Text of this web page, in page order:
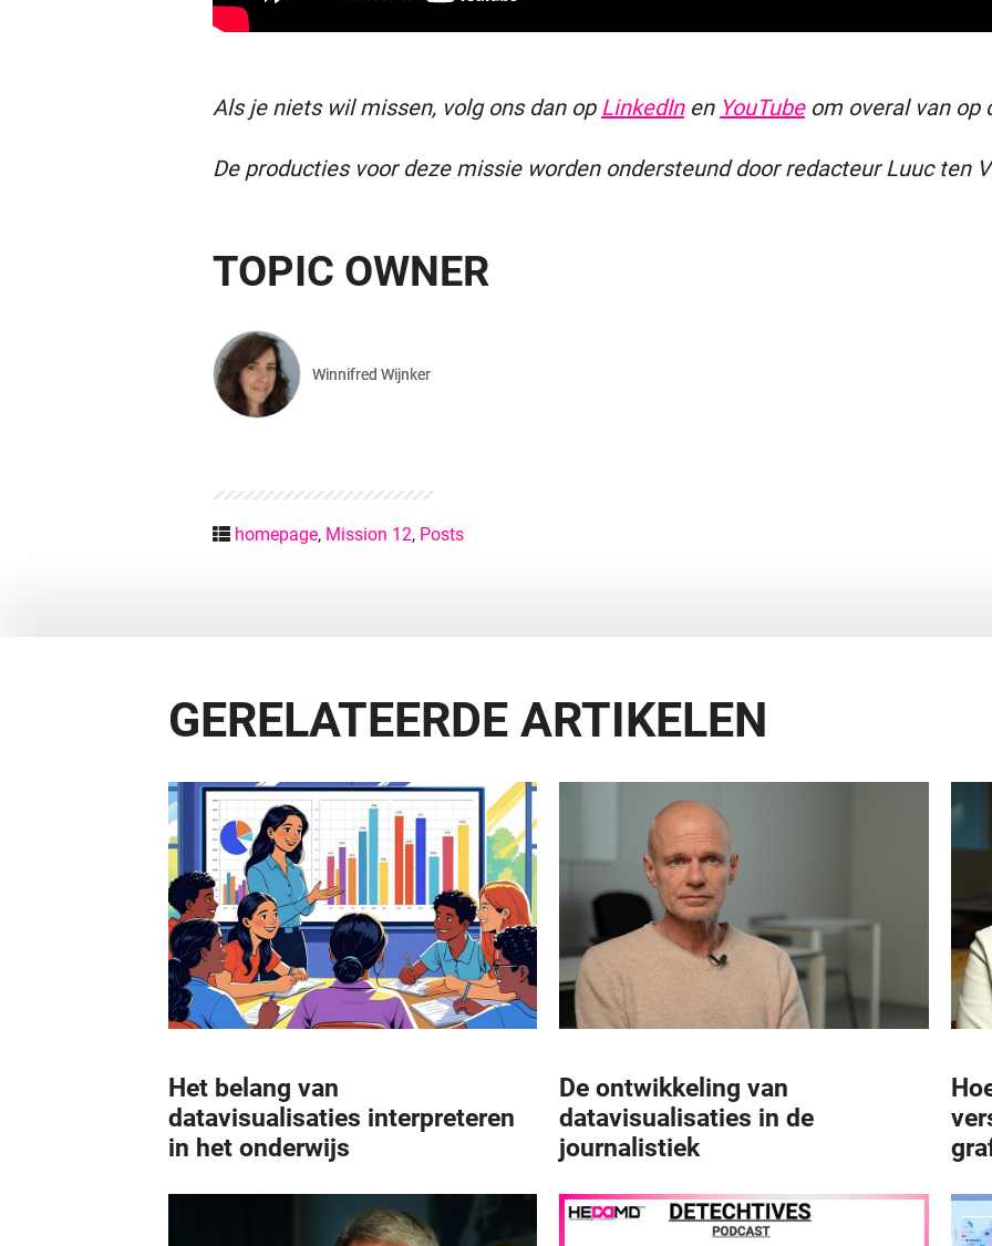
Als je niets wil missen, volg ons dan op LinkedInen YouTubeom overal van op
De producties voor deze missie worden ondersteund door redacteur Luuc ten
TOPIC OWNER
Winnifred Wijnker
homepage, Mission 12, Posts
GERELATEERDE ARTIKELEN
Het belang van
datavisualisaties interpreteren
in het onderwijs
De ontwikkeling van
datavisualisaties in de
journalistiek